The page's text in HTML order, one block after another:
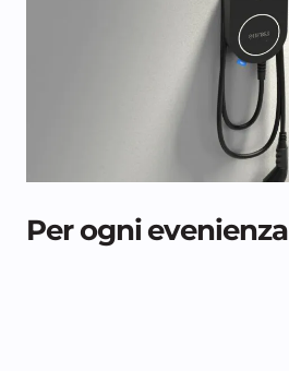
Per ogni evenienza